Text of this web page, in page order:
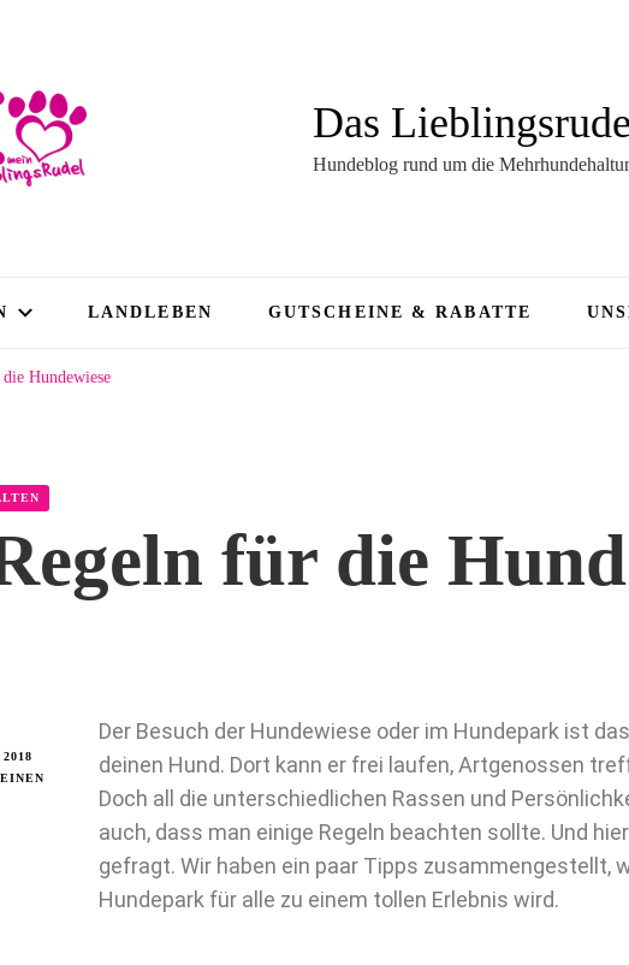
Das
Hundeblog rund um die
LANDLEBEN GUTSCHEINE & RABATTE
Hundewiese
für die
Der Besuch der Hundewiese oder im Hundepark ist
deinen Hund. Dort kann er frei laufen, Artgenossen
Doch all die unterschiedlichen Rassen und
auch, dass man einige Regeln beachten sollte. Und
gefragt. Wir haben ein paar Tipps zusammengestellt,
Hundepark für alle zu einem tollen Erlebnis wird.